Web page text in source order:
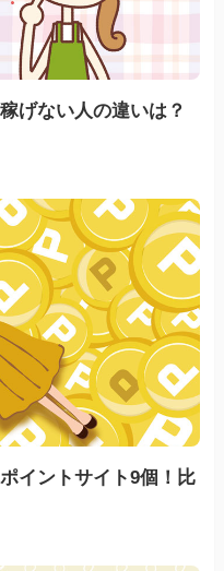
げない人の違いは？
イントサイト9個！比